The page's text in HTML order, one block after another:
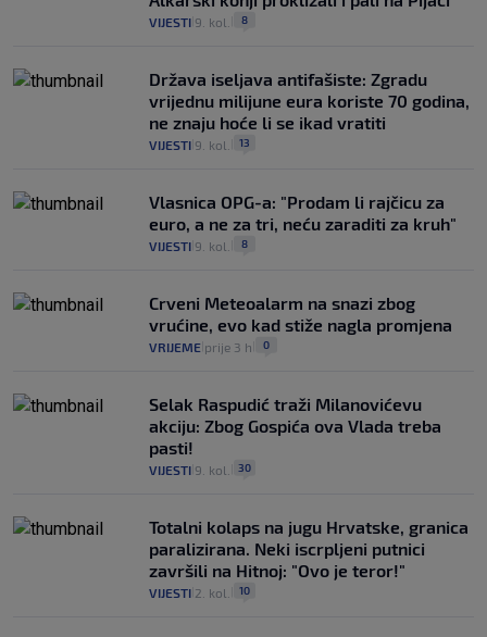
VIJESTI 9. kol. 8
Država iseljava antifašiste: Zgradu
vrijednu milijune eura koriste 70 godina,
ne znaju hoće li se ikad vratiti
VIJESTI 9. kol. 13
Vlasnica OPG-a: "Prodam li rajčicu za
euro, a ne za tri, neću zaraditi za kruh"
VIJESTI 9. kol. 8
Crveni Meteoalarm na snazi zbog
vrućine, evo kad stiže nagla promjena
VRIJEME prije 3 h 0
Selak Raspudić traži Milanovićevu
akciju: Zbog Gospića ova Vlada treba
pasti!
VIJESTI 9. kol. 30
Totalni kolaps na jugu Hrvatske, granica
paralizirana. Neki iscrpljeni putnici
završili na Hitnoj: "Ovo je teror!"
VIJESTI 2. kol. 10